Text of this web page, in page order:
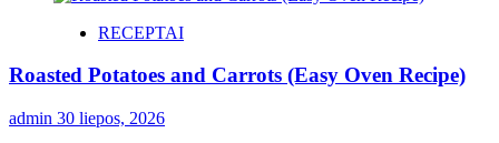
RECEPTAI
Roasted Potatoes and Carrots (Easy Oven Recipe)
admin 30 liepos, 2026